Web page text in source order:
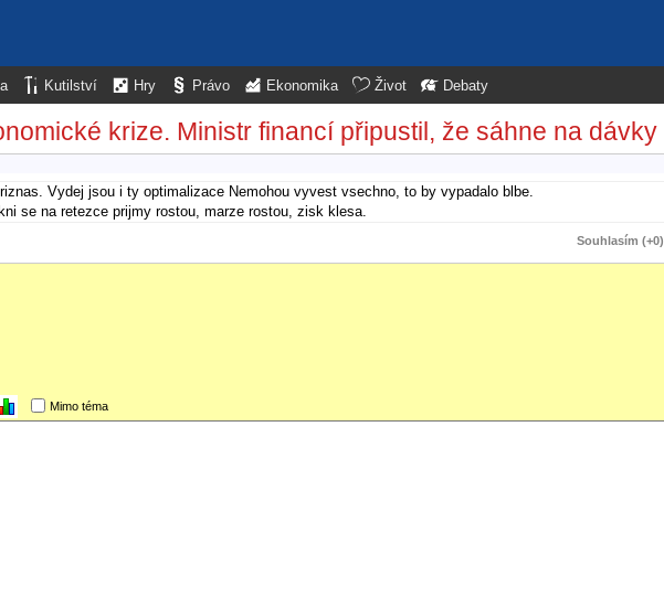
Kutilství Hry Právo Ekonomika Život Debaty
krize. Ministr financí připustil, že sáhne na dávky
Vydej jsou i ty optimalizace Nemohou vyvest vsechno, to by vypadalo blbe.
se na retezce prijmy rostou, marze rostou, zisk klesa.
Souhlasím (+0)
Mimo téma